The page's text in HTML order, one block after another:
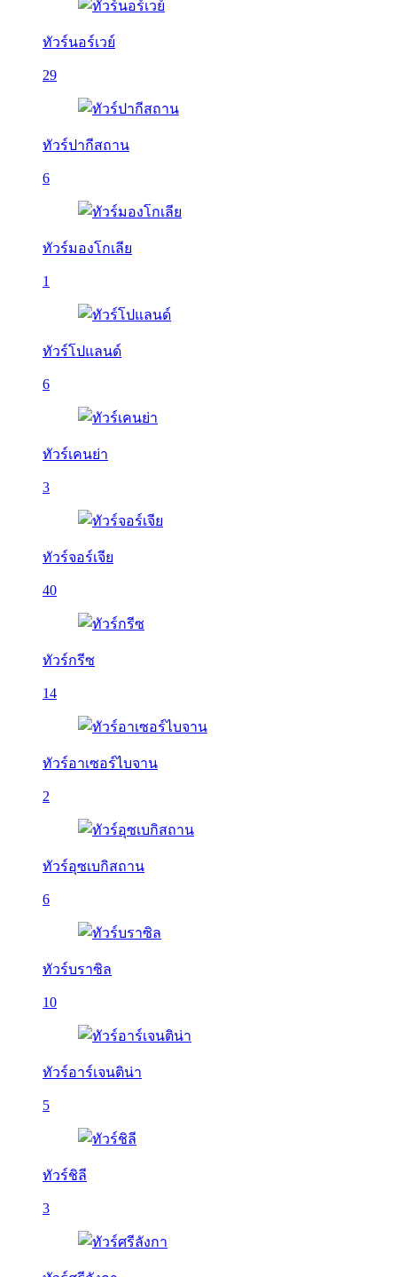
ทัวร์นอร์เวย์
29
ทัวร์ปากีสถาน
6
ทัวร์มองโกเลีย
1
ทัวร์โปแลนด์
6
ทัวร์เคนย่า
3
ทัวร์จอร์เจีย
40
ทัวร์กรีซ
14
ทัวร์อาเซอร์ไบจาน
2
ทัวร์อุซเบกิสถาน
6
ทัวร์บราซิล
10
ทัวร์อาร์เจนติน่า
5
ทัวร์ชิลี
3